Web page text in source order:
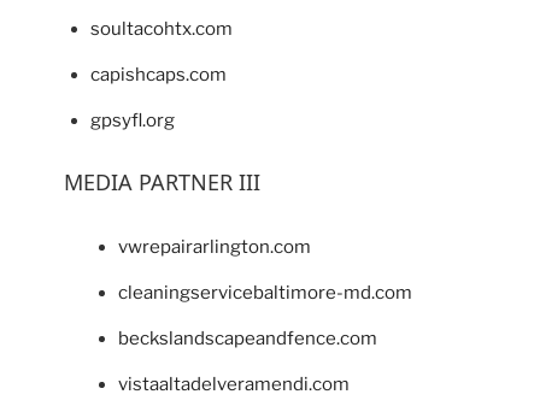
soultacohtx.com
capishcaps.com
gpsyfl.org
MEDIA PARTNER III
vwrepairarlington.com
cleaningservicebaltimore-md.com
beckslandscapeandfence.com
vistaaltadelveramendi.com